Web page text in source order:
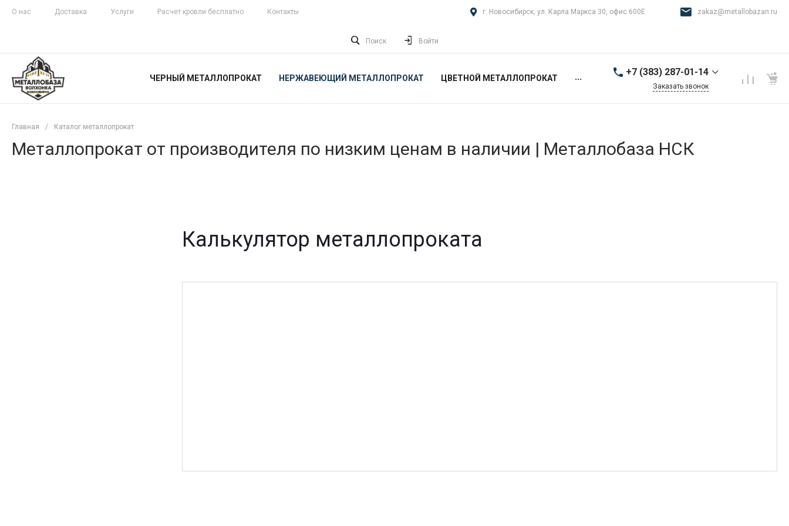
О нас Доставка Услуги Расчет кровли бесплатно Контакты г. Новосибирск, ул. Карла Маркса 30, офис 600Е zakaz@metallobazan.ru
Поиск Войти
ЧЕРНЫЙ МЕТАЛЛОПРОКАТ НЕРЖАВЕЮЩИЙ МЕТАЛЛОПРОКАТ ЦВЕТНОЙ МЕТАЛЛОПРОКАТ ... +7 (383) 287-01-14
9:00-18:00 пн-пт
Заказать звонок
Главная / Каталог металлопрокат
Металлопрокат от производителя по низким ценам в наличии | Металлобаза НСК
Калькулятор металлопроката